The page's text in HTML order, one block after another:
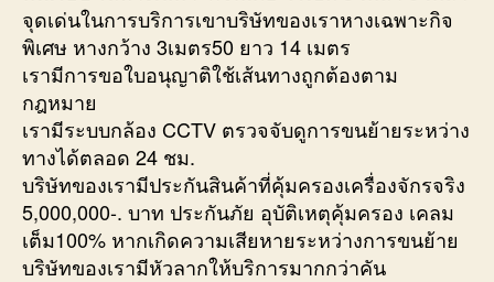
จุดเด่นในการบริการเขาบริษัทของเราหางเฉพาะกิจ
พิเศษ หางกว้าง 3เมตร50 ยาว 14 เมตร
เรามีการขอใบอนุญาติใช้เส้นทางถูกต้องตาม
กฎหมาย
เรามีระบบกล้อง CCTV ตรวจจับดูการขนย้ายระหว่าง
ทางได้ตลอด 24 ชม.
บริษัทของเรามีประกันสินค้าที่คุ้มครองเครื่องจักรจริง
5,000,000-. บาท ประกันภัย อุบัติเหตุคุ้มครอง เคลม
เต็ม100% หากเกิดความเสียหายระหว่างการขนย้าย
บริษัทของเรามีหัวลากให้บริการมากกว่าคัน